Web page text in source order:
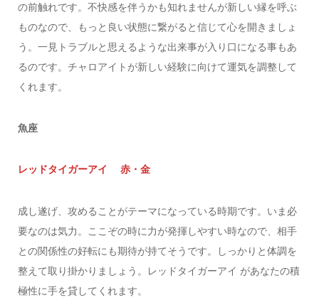
の前触れです。不快感を伴うかも知れませんが新しい縁を呼ぶ
ものなので、もっと良い状態に繋がると信じて心を開きましょ
う。一見トラブルと思えるような出来事が入り口になる事もあ
るのです。チャロアイトが新しい経験に向けて運気を調整して
くれます。
魚座
レッドタイガーアイ 赤・金
成し遂げ、攻めることがテーマになっている時期です。いま必
要なのは気力。ここぞの時に力が発揮しやすい時なので、相手
との関係性の好転にも期待が持てそうです。しっかりと体調を
整えて取り掛かりましょう。レッドタイガーアイ があなたの積
極性に手を貸してくれます。